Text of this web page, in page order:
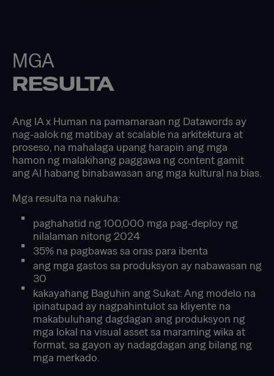
MGA
RESULTA
Ang IA x Human na pamamaraan ng Datawords ay
nag-aalok ng matibay at scalable na arkitektura at
proseso, na mahalaga upang harapin ang mga
hamon ng malakihang paggawa ng content gamit
ang AI habang binabawasan ang mga kultural na bias.
Mga resulta na nakuha:
paghahatid ng 100,000 mga pag-deploy ng
nilalaman nitong 2024
35% na pagbawas sa oras para ibenta
ang mga gastos sa produksyon ay nabawasan ng
30
kakayahang Baguhin ang Sukat: Ang modelo na
ipinatupad ay nagpahintulot sa kliyente na
makabuluhang dagdagan ang produksyon ng
mga lokal na visual asset sa maraming wika at
format, sa gayon ay nadagdagan ang bilang ng
mga merkado.